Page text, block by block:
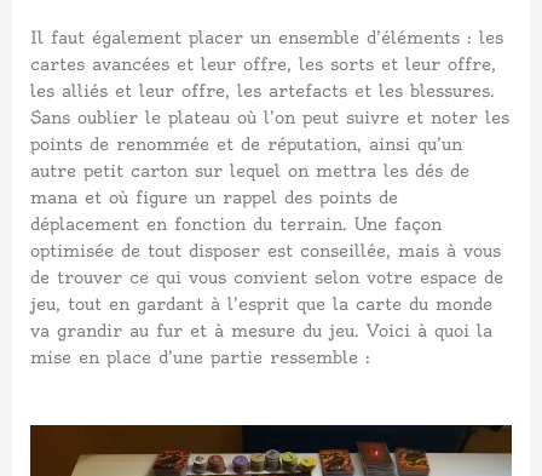
Il faut également placer un ensemble d’éléments : les
cartes avancées et leur offre, les sorts et leur offre,
les alliés et leur offre, les artefacts et les blessures.
Sans oublier le plateau où l’on peut suivre et noter les
points de renommée et de réputation, ainsi qu’un
autre petit carton sur lequel on mettra les dés de
mana et où figure un rappel des points de
déplacement en fonction du terrain. Une façon
optimisée de tout disposer est conseillée, mais à vous
de trouver ce qui vous convient selon votre espace de
jeu, tout en gardant à l’esprit que la carte du monde
va grandir au fur et à mesure du jeu. Voici à quoi la
mise en place d’une partie ressemble :